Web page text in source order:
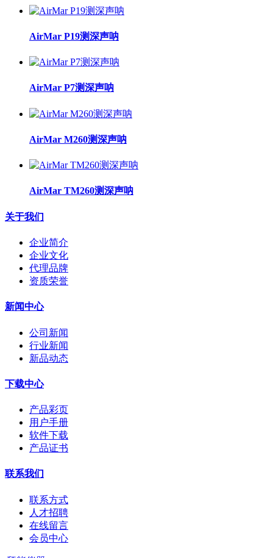
AirMar P19测深声呐
AirMar P7测深声呐
AirMar M260测深声呐
AirMar TM260测深声呐
关于我们
企业简介
企业文化
代理品牌
资质荣誉
新闻中心
公司新闻
行业新闻
新品动态
下载中心
产品彩页
用户手册
软件下载
产品证书
联系我们
联系方式
人才招聘
在线留言
会员中心